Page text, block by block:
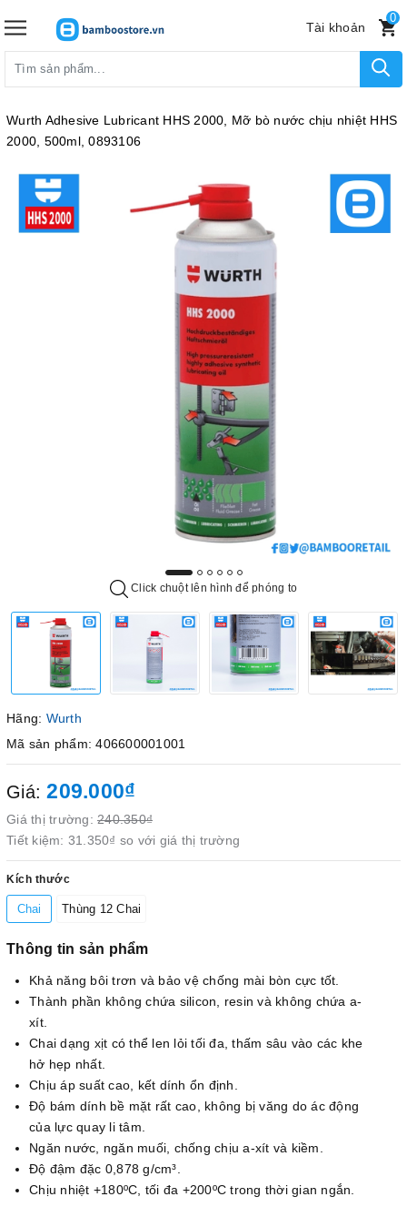
Tài khoản
0
Wurth Adhesive Lubricant HHS 2000, Mỡ bò nước chịu nhiệt HHS
2000, 500ml, 0893106
Click chuột lên hình để phóng to
Hãng: Wurth
Mã sản phẩm: 406600001001
Giá:209.000₫
Giá thị trường: 240.350₫
Tiết kiệm: 31.350₫ so với giá thị trường
Kích thước
Chai Thùng 12 Chai
Thông tin sản phẩm
Khả năng bôi trơn và bảo vệ chống mài bòn cực tốt.
Thành phần không chứa silicon, resin và không chứa a-
xít.
Chai dạng xịt có thể len lỏi tối đa, thấm sâu vào các khe
hở hẹp nhất.
Chịu áp suất cao, kết dính ổn định.
Độ bám dính bề mặt rất cao, không bị văng do ác động
của lực quay li tâm.
Ngăn nước, ngăn muối, chống chịu a-xít và kiềm.
Độ đậm đặc 0,878 g/cm³.
Chịu nhiệt +180ºC, tối đa +200ºC trong thời gian ngắn.